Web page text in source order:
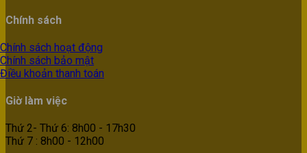
Chính sách
Chính sách hoạt động
Chính sách bảo mật
Điều khoản thanh toán
Giờ làm việc
Thứ 2- Thứ 6: 8h00 - 17h30
Thứ 7 : 8h00 - 12h00